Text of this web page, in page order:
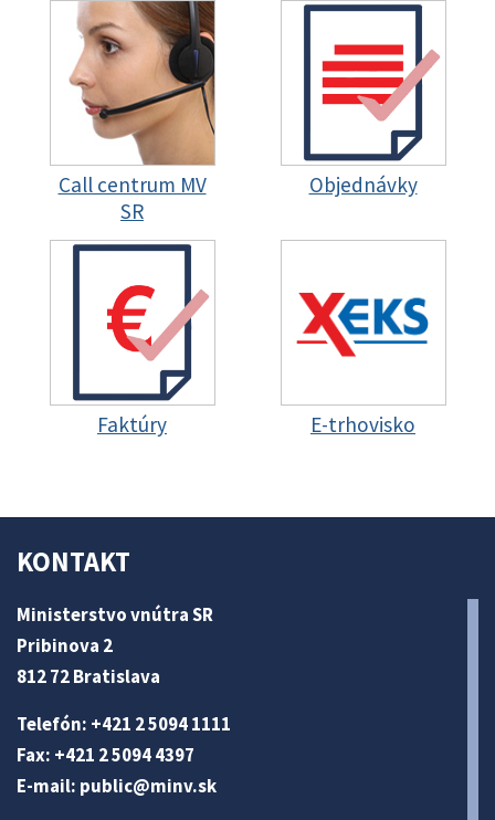
Call centrum MV
SR
Objednávky
Faktúry E-trhovisko
KONTAKT
Ministerstvo vnútra SR
Pribinova 2
812 72 Bratislava
Telefón: +421 2 5094 1111
Fax: +421 2 5094 4397
E-mail: public@minv.sk